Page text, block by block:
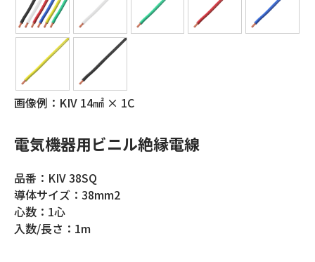
画像例：KIV 14㎟ × 1C
電気機器用ビニル絶縁電線
品番：KIV 38SQ
導体サイズ：38mm2
心数：1心
入数/長さ：1m